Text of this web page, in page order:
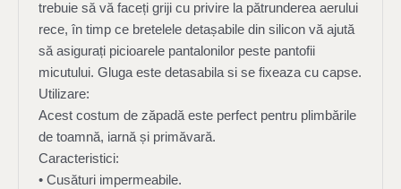
trebuie să vă faceți griji cu privire la pătrunderea aerului
rece, în timp ce bretelele detașabile din silicon vă ajută
să asigurați picioarele pantalonilor peste pantofii
micutului. Gluga este detasabila si se fixeaza cu capse.
Utilizare:
Acest costum de zăpadă este perfect pentru plimbările
de toamnă, iarnă și primăvară.
Caracteristici:
• Cusături impermeabile.